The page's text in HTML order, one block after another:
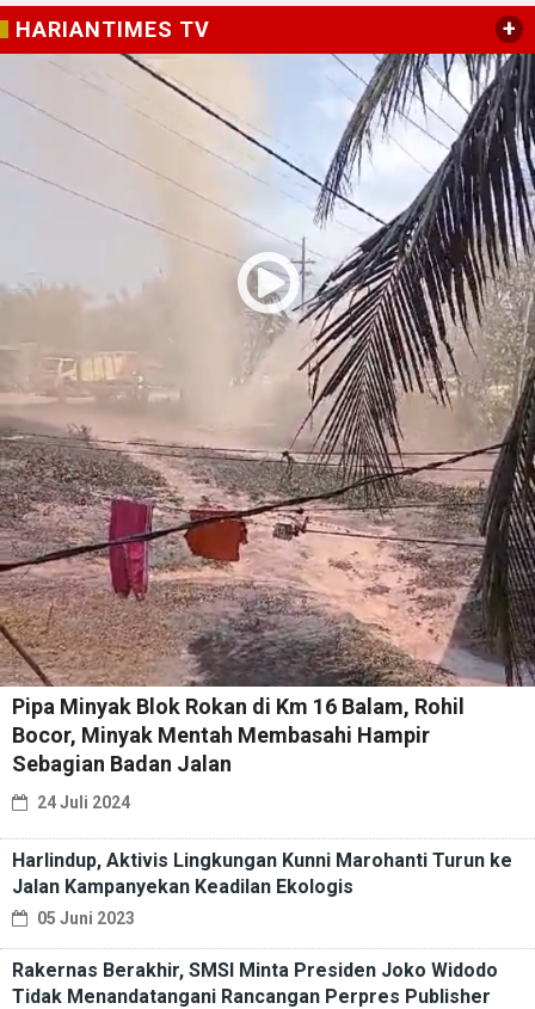
HARIANTIMES TV +
Pipa Minyak Blok Rokan di Km 16 Balam, Rohil
Bocor, Minyak Mentah Membasahi Hampir
Sebagian Badan Jalan
24 Juli 2024
Harlindup, Aktivis Lingkungan Kunni Marohanti Turun ke
Jalan Kampanyekan Keadilan Ekologis
05 Juni 2023
Rakernas Berakhir, SMSI Minta Presiden Joko Widodo
Tidak Menandatangani Rancangan Perpres Publisher